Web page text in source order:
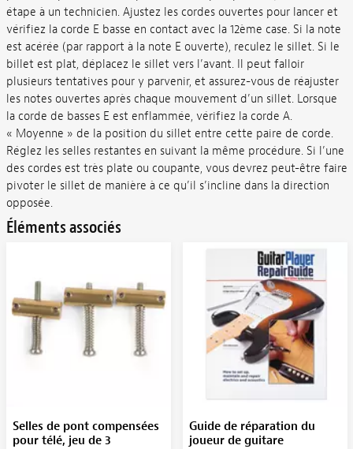
étape à un technicien. Ajustez les cordes ouvertes pour lancer et
vérifiez la corde E basse en contact avec la 12ème case. Si la note
est acérée (par rapport à la note E ouverte), reculez le sillet. Si le
billet est plat, déplacez le sillet vers l’avant. Il peut falloir
plusieurs tentatives pour y parvenir, et assurez-vous de réajuster
les notes ouvertes après chaque mouvement d’un sillet. Lorsque
la corde de basses E est enflammée, vérifiez la corde A.
« Moyenne » de la position du sillet entre cette paire de corde.
Réglez les selles restantes en suivant la même procédure. Si l’une
des cordes est très plate ou coupante, vous devrez peut-être faire
pivoter le sillet de manière à ce qu’il s’incline dans la direction
opposée.
Éléments associés
Selles de pont compensées
pour télé, jeu de 3
Guide de réparation du
joueur de guitare